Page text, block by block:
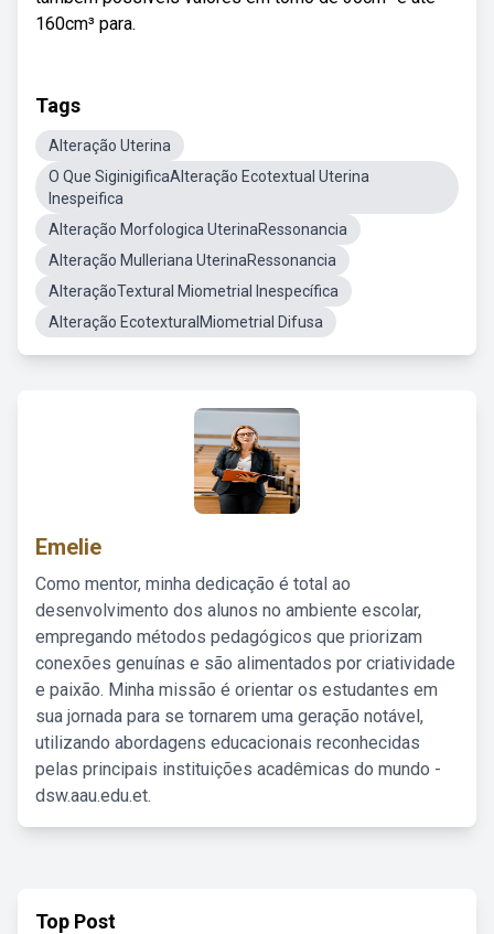
160cm³ para.
Tags
Alteração Uterina
O Que SiginigificaAlteração Ecotextual Uterina
Inespeifica
Alteração Morfologica UterinaRessonancia
Alteração Mulleriana UterinaRessonancia
AlteraçãoTextural Miometrial Inespecífica
Alteração EcotexturalMiometrial Difusa
Emelie
Como mentor, minha dedicação é total ao
desenvolvimento dos alunos no ambiente escolar,
empregando métodos pedagógicos que priorizam
conexões genuínas e são alimentados por criatividade
e paixão. Minha missão é orientar os estudantes em
sua jornada para se tornarem uma geração notável,
utilizando abordagens educacionais reconhecidas
pelas principais instituições acadêmicas do mundo -
dsw.aau.edu.et.
Top Post